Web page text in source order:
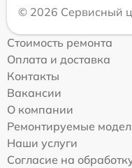
© 2026 Сервисный
Стоимость ремонта
Оплата и доставка
Контакты
Вакансии
О компании
Ремонтируемые
Наши услуги
Согласие на